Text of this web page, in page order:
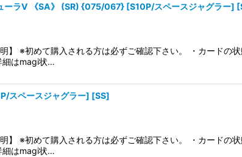
ーラV 《SA》 (SR) {075/067} [S10P/スペースジャグラー]
明】 ※初めて購入される方は必ずご確認下さい。 ・カード
細はmagi状…
スペースジャグラー] [SS]
明】 ※初めて購入される方は必ずご確認下さい。 ・カード
細はmagi状…